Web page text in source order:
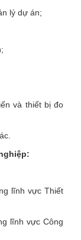
lý dự án;
và thiết bị đo
lĩnh vực Thiết
lĩnh vực Công